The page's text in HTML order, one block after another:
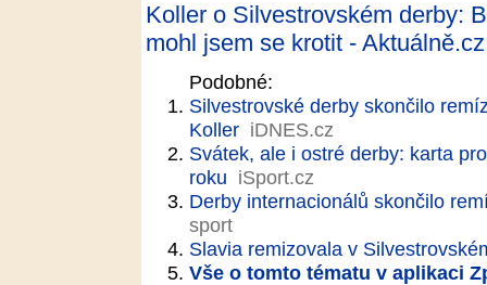
Koller o Silvestrovském derby:
mohl jsem se krotit - Aktuálně.cz
Podobné:
Silvestrovské derby skončilo
Koller iDNES.cz
Svátek, ale i ostré derby: karta
roku iSport.cz
Derby internacionálů skončilo
sport
Slavia remizovala v
Vše o tomto tématu v aplikaci